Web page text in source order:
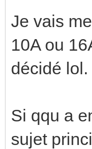
Je vais
10A ou
décidé lol.
Si qqu a
sujet